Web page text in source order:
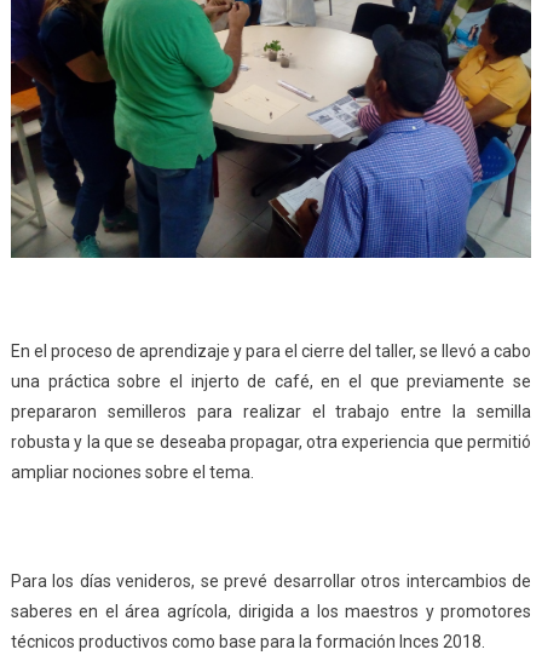
En el proceso de aprendizaje y para el cierre del taller, se llevó a cabo
una práctica sobre el injerto de café, en el que previamente se
prepararon semilleros para realizar el trabajo entre la semilla
robusta y la que se deseaba propagar, otra experiencia que permitió
ampliar nociones sobre el tema.
Para los días venideros, se prevé desarrollar otros intercambios de
saberes en el área agrícola, dirigida a los maestros y promotores
técnicos productivos como base para la formación Inces 2018.